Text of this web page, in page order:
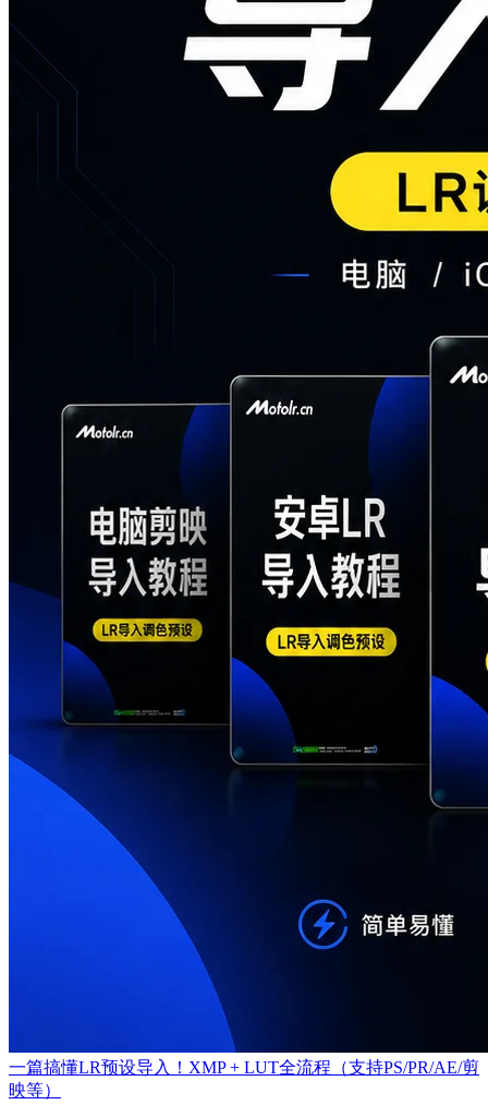
一篇搞懂LR预设导入！XMP + LUT全流程（支持PS/PR/AE/剪
映等）